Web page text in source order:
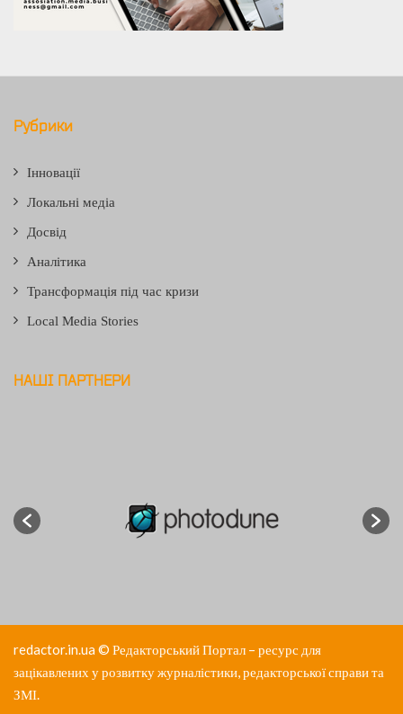
Рубрики
Інновації
Локальні медіа
Досвід
Аналітика
Трансформація під час кризи
Local Media Stories
НАШІ ПАРТНЕРИ
redactor.in.ua© Редакторський Портал – ресурс для
зацікавлених у розвитку журналістики, редакторської справи та
ЗМІ.